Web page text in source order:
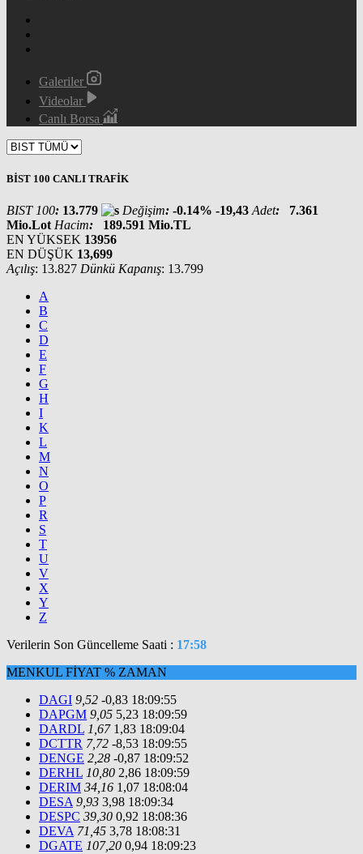
Galeriler
Videolar
Canlı Borsa
BİST 100 CANLI TRAFİK
BIST 100: 13.779 Değişim: -0.14% -19,43 Adet:
7.361
Mio.Lot Hacim: 189.591 Mio.TL
EN YÜKSEK 13956
EN DÜŞÜK 13,699
Açılış: 13.827 Dünkü Kapanış: 13.799
A
B
C
D
E
F
G
H
I
K
L
M
N
O
P
R
S
T
U
V
X
Y
Z
Verilerin Son Güncelleme Saati : 17:58
MENKUL FİYAT % ZAMAN
DAGI 9,52 -0,83 18:09:55
DAPGM 9,05 5,23 18:09:59
DARDL 1,67 1,83 18:09:04
DCTTR 7,72 -8,53 18:09:55
DENGE 2,28 -0,87 18:09:52
DERHL 10,80 2,86 18:09:59
DERIM 34,16 1,07 18:08:04
DESA 9,93 3,98 18:09:34
DESPC 39,30 0,92 18:08:36
DEVA 71,45 3,78 18:08:31
DGATE 107,20 0,94 18:09:23